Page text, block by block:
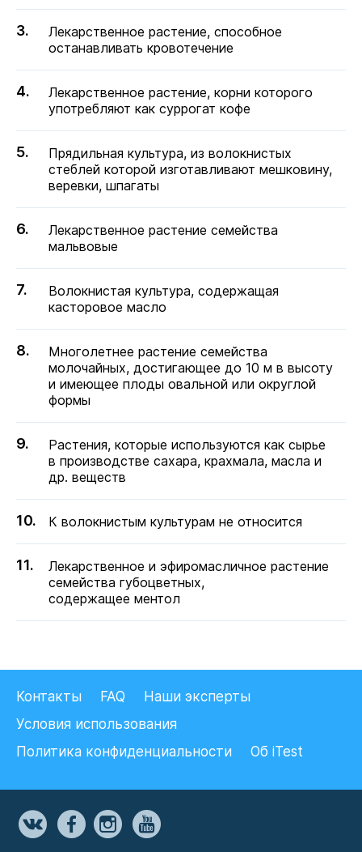
Лекарственное растение, способное
останавливать кровотечение
Лекарственное растение, корни которого
употребляют как суррогат кофе
Прядильная культура, из волокнистых
стеблей которой изготавливают мешковину,
веревки, шпагаты
Лекарственное растение семейства
мальвовые
Волокнистая культура, содержащая
касторовое масло
Многолетнее растение семейства
молочайных, достигающее до 10 м в высоту
и имеющее плоды овальной или округлой
формы
Растения, которые используются как сырье
в производстве сахара, крахмала, масла и
др. веществ
К волокнистым культурам не относится
Лекарственное и эфиромасличное растение
семейства губоцветных,
содержащее ментол
Контакты FAQ
Наши эксперты
Условия использования
Политика конфиденциальности
Об iTest